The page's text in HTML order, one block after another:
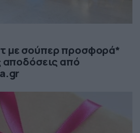
με σούπερ προσφορά*
αποδόσεις από